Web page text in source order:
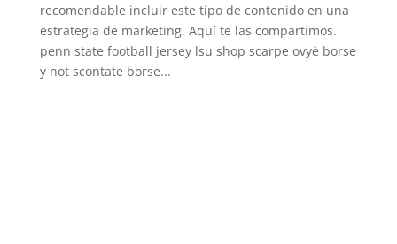
recomendable incluir este tipo de contenido en una
estrategia de marketing. Aquí te las compartimos.
penn state football jersey lsu shop scarpe ovyè borse
y not scontate borse...